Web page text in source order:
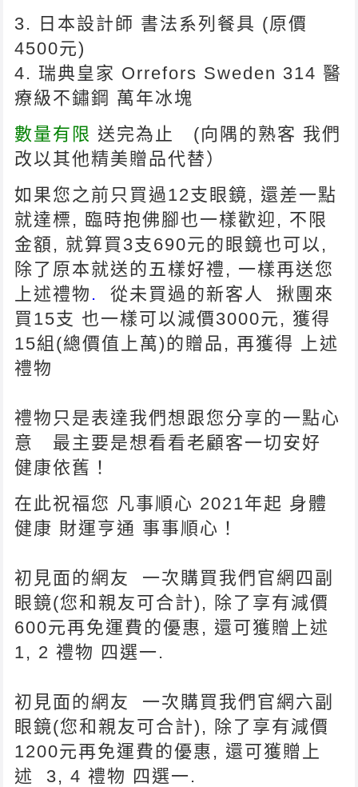
3. 日本設計師 書法系列餐具 (原價
4500元)
4. 瑞典皇家 Orrefors Sweden 314 醫
療級不鏽鋼 萬年冰塊
數量有限 送完為止 (向隅的熟客 我們
改以其他精美贈品代替）
如果您之前只買過12支眼鏡, 還差一點
就達標, 臨時抱佛腳也一樣歡迎, 不限
金額, 就算買3支690元的眼鏡也可以,
除了原本就送的五樣好禮, 一樣再送您
上述禮物 .
從未買過的新客人 揪團來
買15支 也一樣可以減價3000元, 獲得
15組(總價值上萬)的贈品, 再獲得 上述
禮物
禮物只是表達我們想跟您分享的一點心
意 最主要是想看看老顧客一切安好
健康依舊！
在此祝福您 凡事順心 2021年起 身體
健康 財運亨通 事事順心！
初見面的網友 一次購買我們官網四副
眼鏡(您和親友可合計), 除了享有減價
600元再免運費的優惠, 還可獲贈 上述
1, 2 禮物 四選一.
初見面的網友 一次購買我們官網六副
眼鏡(您和親友可合計), 除了享有減價
1200元再免運費的優惠, 還可獲贈 上
述 3, 4 禮物 四選一.